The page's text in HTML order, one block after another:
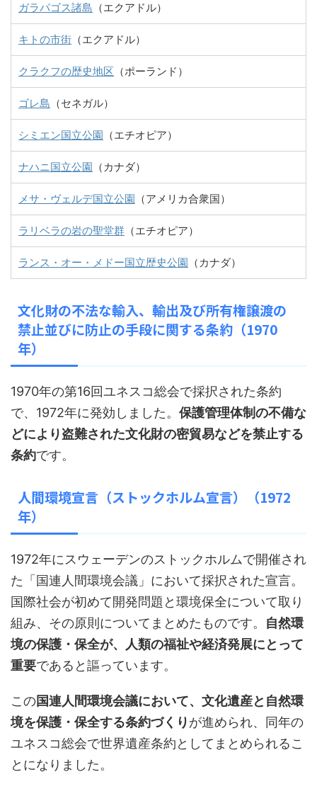
ガラパゴス諸島 （エクアドル）
キトの市街 （エクアドル）
クラクフの歴史地区 （ポーランド）
ゴレ島 （セネガル）
シミエン国立公園 （エチオピア）
ナハニ国立公園 （カナダ）
メサ・ヴェルデ国立公園 （アメリカ合衆国）
ラリベラの岩の聖堂群 （エチオピア）
ランス・オー・メドー国立歴史公園 （カナダ）
文化財の不法な輸入、輸出及び所有権譲渡の
禁止並びに防止の手段に関する条約（1970
年）
1970年の第16回ユネスコ総会で採択された条約
で、1972年に発効しました。 保護管理体制の不備な
どにより盗難された文化財の密貿易などを禁止する
条約です。
人間環境宣言（ストックホルム宣言）（1972
年）
1972年にスウェーデンのストックホルムで開催され
た「国連人間環境会議」において採択された宣言。
国際社会が初めて開発問題と環境保全について取り
組み、その原則についてまとめたものです。 自然環
境の保護・保全が、人類の福祉や経済発展にとって
重要であると謳っています。
この国連人間環境会議において、文化遺産と自然環
境を保護・保全する条約づくりが進められ、同年の
ユネスコ総会で世界遺産条約としてまとめられるこ
とになりました。